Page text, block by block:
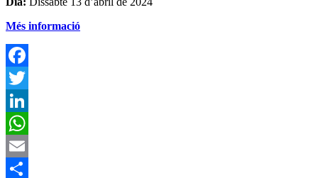
Més informació